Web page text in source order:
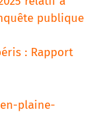
publique
: Rapport
plaine-